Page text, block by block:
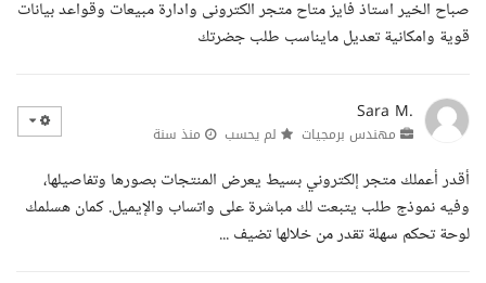
صباح الخير استاذ فايز متاح متجر الكترونى وادارة مبيعات وقواعد بيانات
قوية وامكانية تعديل مايناسب طلب جضرتك
Sara M.
مهندس برمجيات لم يحسب منذ سنة
أقدر أعملك متجر إلكتروني بسيط يعرض المنتجات بصورها وتفاصيلها،
وفيه نموذج طلب يتبعت لك مباشرة على واتساب والإيميل. كمان هسلمك
لوحة تحكم سهلة تقدر من خلالها تضيف ...